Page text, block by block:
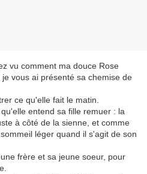
vu comment ma douce Rose
vous ai présenté sa chemise de
ce qu'elle fait le matin.
entend sa fille remuer : la
à côté de la sienne, et comme
léger quand il s'agit de son
frère et sa jeune soeur, pour